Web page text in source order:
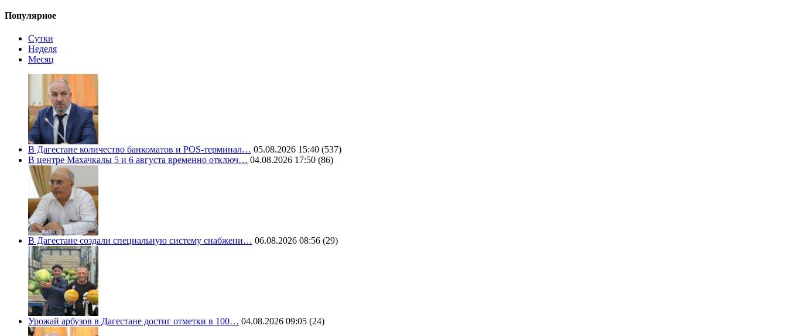
Популярное
Сутки
Неделя
Месяц
В Дагестане количество банкоматов и POS-терминал… 05.08.2026 15:40 (537)
В центре Махачкалы 5 и 6 августа временно отключ… 04.08.2026 17:50 (86)
В Дагестане создали специальную систему снабжени… 06.08.2026 08:56 (29)
Урожай арбузов в Дагестане достиг отметки в 100… 04.08.2026 09:05 (24)